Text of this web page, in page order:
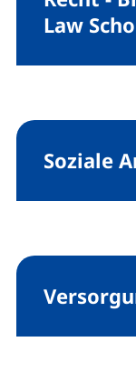
Law
Soziale